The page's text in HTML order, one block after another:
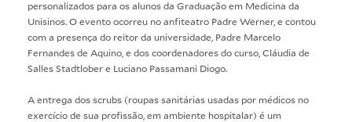
personalizados para os alunos da Graduação em Medicina da
Unisinos. O evento ocorreu no anfiteatro Padre Werner, e contou
com a presença do reitor da universidade, Padre Marcelo
Fernandes de Aquino, e dos coordenadores do curso, Cláudia de
Salles Stadtlober e Luciano Passamani Diogo.
A entrega dos scrubs (roupas sanitárias usadas por médicos no
exercício de sua profissão, em ambiente hospitalar) é um